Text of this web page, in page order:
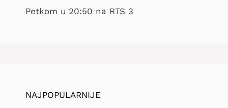
Petkom u 20:50 na RTS 3
NAJPOPULARNIJE